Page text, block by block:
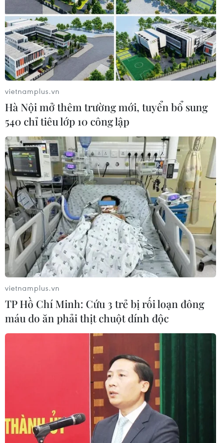
Italy vượt Pháp thành điểm đến yêu thích
thứ hai với du khách châu Âu
25/07/2019 11:22
Cơ quan Du lịch Quốc gia Italy cho biết nước này đã
vượt Pháp để trở thành điểm đến du lịch được yêu thích
thứ hai của châu Âu.
Danh sách những cấm đoán lạ lùng tại
thành phố Venice của Italy
vietnamplus.vn
Hà Nội mở thêm trường mới, tuyển bổ sung
540 chỉ tiêu lớp 10 công lập
vietnamplus.vn
TP Hồ Chí Minh: Cứu 3 trẻ bị rối loạn đông
máu do ăn phải thịt chuột dính độc